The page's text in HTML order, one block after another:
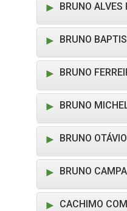
BRUNO ALVES
BRUNO
BRUNO
BRUNO
BRUNO
BRUNO
CACHIMO